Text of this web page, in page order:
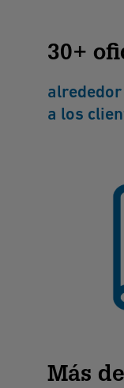
30+
a los
Más